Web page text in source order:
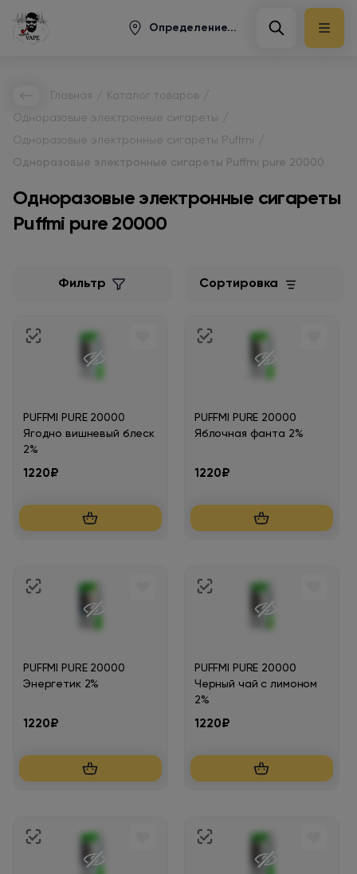
Определение...
Главная Каталог товаров
Одноразовые электронные сигареты
Одноразовые электронные сигареты Puffmi
Одноразовые электронные сигареты Puffmi pure 20000
Одноразовые электронные сигареты
Puffmi pure 20000
Фильтр Сортировка
PUFFMI PURE 20000
Ягодно вишневый блеск
2%
1220₽
PUFFMI PURE 20000
Яблочная фанта 2%
1220₽
PUFFMI PURE 20000
Энергетик 2%
1220₽
PUFFMI PURE 20000
Черный чай с лимоном
2%
1220₽